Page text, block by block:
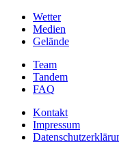
Wetter
Medien
Gelände
Team
Tandem
FAQ
Kontakt
Impressum